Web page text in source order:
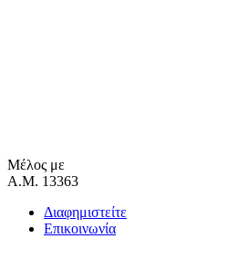
Μέλος με
Α.Μ. 13363
Διαφημιστείτε
Επικοινωνία